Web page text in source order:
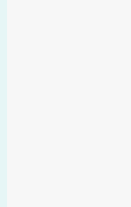
Một vị trí
Một góc tái